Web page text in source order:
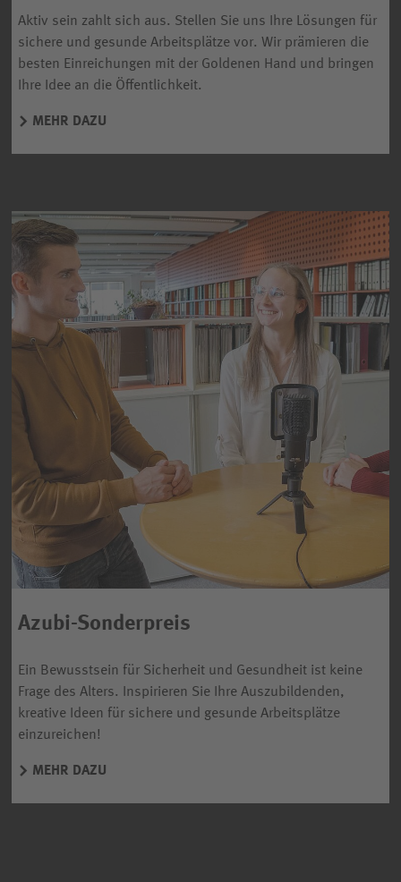
Aktiv sein zahlt sich aus. Stellen Sie uns Ihre Lösungen für
sichere und gesunde Arbeitsplätze vor. Wir prämieren die
besten Einreichungen mit der Goldenen Hand und bringen
Ihre Idee an die Öffentlichkeit.
MEHR DAZU
Azubi-Sonderpreis
Ein Bewusstsein für Sicherheit und Gesundheit ist keine
Frage des Alters. Inspirieren Sie Ihre Auszubildenden,
kreative Ideen für sichere und gesunde Arbeitsplätze
einzureichen!
MEHR DAZU